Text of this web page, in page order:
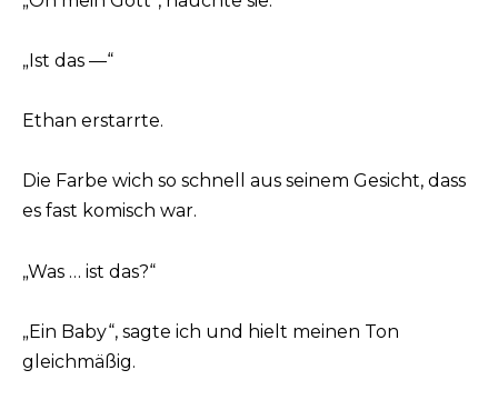
„Ist das —“
Ethan erstarrte.
Die Farbe wich so schnell aus seinem Gesicht, dass
es fast komisch war.
„Was … ist das?“
„Ein Baby“, sagte ich und hielt meinen Ton
gleichmäßig.